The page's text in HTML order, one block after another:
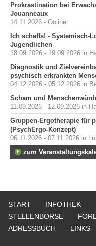
Prokrastination bei
Jouanneaux
14.11.2026 - Online
Ich schaffs! - Systemisch-
Jugendlichen
18.09.2026 - 19.09.2026 in
Diagnostik und
psychisch erkrankten
04.12.2026 - 05.12.2026 in
Scham und
11.09.2026 - 12.09.2026 in
Gruppen-Ergotherapie für
(PsychErgo-Konzept)
06.11.2026 - 07.11.2026 in
zum
START INFOTHEK
STELLENBÖRSE
ADRESSBUCH
LINKS